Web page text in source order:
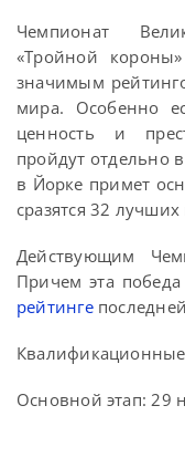
Чемпионат
«Тройной
значимым
мира. Особенно
ценность и
пройдут отдельно
в Йорке примет
сразятся 32 лучших
Действующим
Причем эта
рейтинге
Основной этап: 29